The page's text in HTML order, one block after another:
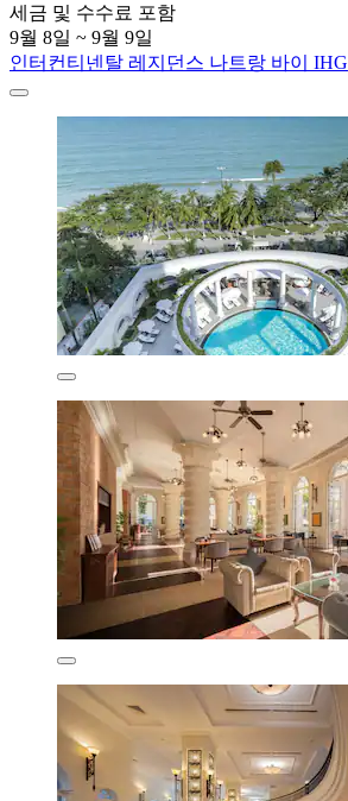
세금 및 수수료 포함
9월 8일 ~ 9월 9일
인터컨티넨탈 레지던스 나트랑 바이 IHG